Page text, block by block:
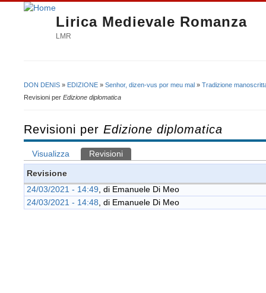
Lirica Medievale Romanza
LMR
Tu sei qui
DON DENIS » EDIZIONE » Senhor, dizen-vus por meu mal » Tradizione
Revisioni per Edizione diplomatica
Revisioni per Edizione diplomatica
Schede primarie
Visualizza Revisioni
Revisione
24/03/2021 - 14:49 , di Emanuele Di Meo
24/03/2021 - 14:48 , di Emanuele Di Meo